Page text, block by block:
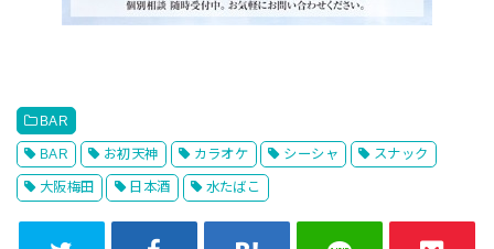
BAR
BAR お初天神 カラオケ シーシャ スナック
大阪梅田 日本酒 水たばこ